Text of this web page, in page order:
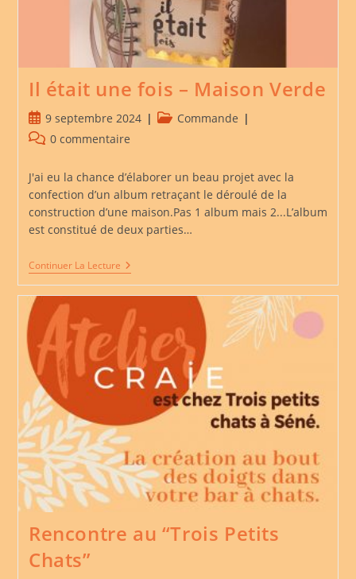
Il était une fois – Maison Verde
Publication
publiée :
9 septembre 2024
PostCommande
Commentaires
la
publication :
0 commentaire
J'ai eu la chance d’élaborer un beau projet avec la
confection d’un album retraçant le déroulé de la
construction d’une maison.Pas 1 album mais 2...L’album
est constitué de deux parties…
Continuer La LectureIl
Était
–
Maison
Verde
Rencontre au “Trois Petits
Chats”